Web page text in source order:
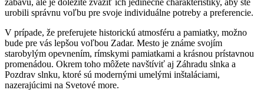
zábavu, ale je dôležité zvážiť ich jedinečné charakteristiky, aby ste
urobili správnu voľbu pre svoje individuálne potreby a preferencie.
V prípade, že preferujete historickú atmosféru a pamiatky, možno
bude pre vás lepšou voľbou Zadar. Mesto je známe svojím
starobylým opevnením, rímskymi pamiatkami a krásnou prístavnou
promenádou. Okrem toho môžete navštíviť aj Záhradu slnka a
Pozdrav slnku, ktoré sú modernými umelými inštaláciami,
nazerajúcimi na Svetové more.